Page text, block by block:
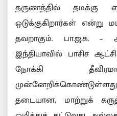
தருணத்தில் தமக்கு
ஒடுக்குகிறார்கள் என்று
தவறாகும். பா.ஜ.க. –
இந்தியாவில் பாசிச
நோக்கி
தடையான, மாற்றுக்